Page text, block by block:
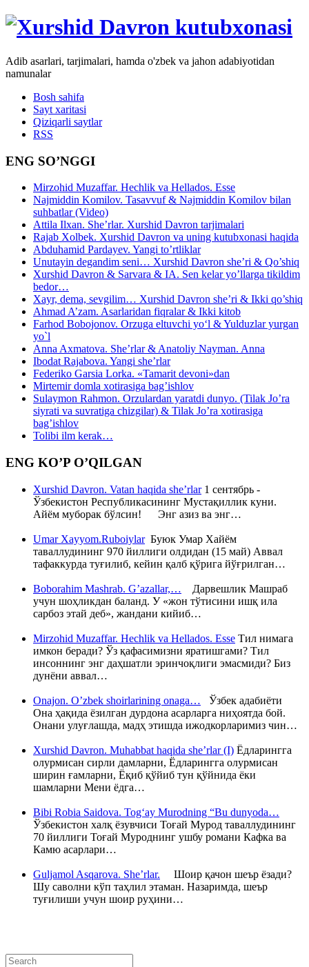
Adib asarlari, tarjimalari, hamda o'zbek va jahon adabiyotidan
namunalar
Bosh sahifa
Sayt xaritasi
Qiziqarli saytlar
RSS
ENG SO’NGGI
Mirzohid Muzaffar. Hechlik va Hellados. Esse
Najmiddin Komilov. Tasavvuf & Najmiddin Komilov bilan
suhbatlar (Video)
Attila Ilxan. She’rlar. Xurshid Davron tarjimalari
Rajab Xolbek. Xurshid Davron va uning kutubxonasi haqida
Abduhamid Pardayev. Yangi to’rtliklar
Unutayin degandim seni… Xurshid Davron she’ri & Qo’shiq
Xurshid Davron & Sarvara & IA. Sen kelar yo’llarga tikildim
bedor…
Xayr, dema, sevgilim… Xurshid Davron she’ri & Ikki qo’shiq
Ahmad A’zam. Asarlaridan fiqralar & Ikki kitob
Farhod Bobojonov. Orzuga eltuvchi yo‘l & Yulduzlar yurgan
yo`l
Anna Axmatova. She’rlar & Anatoliy Nayman. Anna
Ibodat Rajabova. Yangi she’rlar
Federiko Garsia Lorka. «Tamarit devoni»dan
Mirtemir domla xotirasiga bag’ishlov
Sulaymon Rahmon. Orzulardan yaratdi dunyo. (Tilak Jo’ra
siyrati va suvratiga chizgilar) & Tilak Jo’ra xotirasiga
bag’ishlov
Tolibi ilm kerak…
ENG KO’P O’QILGAN
Xurshid Davron. Vatan haqida she’rlar1 сентябрь -
Ўзбекистон Республикасининг Мустақиллик куни.
Айём муборак бўлсин! Энг азиз ва энг…
Umar Xayyom.RuboiylarБуюк Умар Хайём
таваллудининг 970 йиллиги олдидан (15 май) Аввал
тафаккурда туғилиб, кейин қалб қўрига йўғрилган…
Boborahim Mashrab. G’azallar,… Дарвешлик Машраб
учун шоҳликдан баланд. У «жон тўтисини ишқ ила
сарбоз этай деб», жандани кийиб…
Mirzohid Muzaffar. Hechlik va Hellados. Esse Тил нимага
имкон беради? Ўз қафасимизни яратишгами? Тил
инсоннинг энг даҳшатли эринчоқлиги эмасмиди? Биз
дунёни аввал…
Onajon. O’zbek shoirlarining onaga… Ўзбек адабиёти
Она ҳақида ёзилган дурдона асарларга ниҳоятда бой.
Онани улуғлашда, мадҳ этишда ижодкорларимиз чин…
Xurshid Davron. Muhabbat haqida she’rlar (I) Ёдларингга
олурмисан сирли дамларни, Ёдларингга олурмисан
ширин ғамларни, Ёқиб қўйиб тун қўйнида ёки
шамларни Мени ёдга…
Bibi Robia Saidova. Tog‘ay Murodning “Bu dunyoda…
Ўзбекистон халқ ёзувчиси Тоғай Мурод таваллудининг
70 йиллиги Тоғай Муроднинг ушбу романи Кафка ва
Камю асарлари…
Guljamol Asqarova. She’rlar. Шоир қачон шеър ёзади?
Шу саволни кўп таҳлил этаман. Назаримда, шеър
туғилиши учун шоир руҳини…